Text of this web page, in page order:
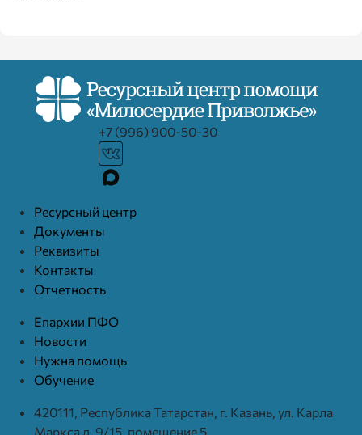
+7 (996) 900-50-30
Ресурcный центр
Документы
Реквизиты
Контакты
Отчетность
Епархии ПФО
Новости
Нужна помощь
Обучение
420111, Республика Татарстан, г. Казань, ул. Карла
Маркса д. 9/15, помещение 5